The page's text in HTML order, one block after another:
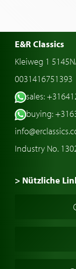
E&R Classics
Kleiweg 1
0031416751393
sales:
buying:
Industry No.
> Nützliche
Oldtimers in
Englische